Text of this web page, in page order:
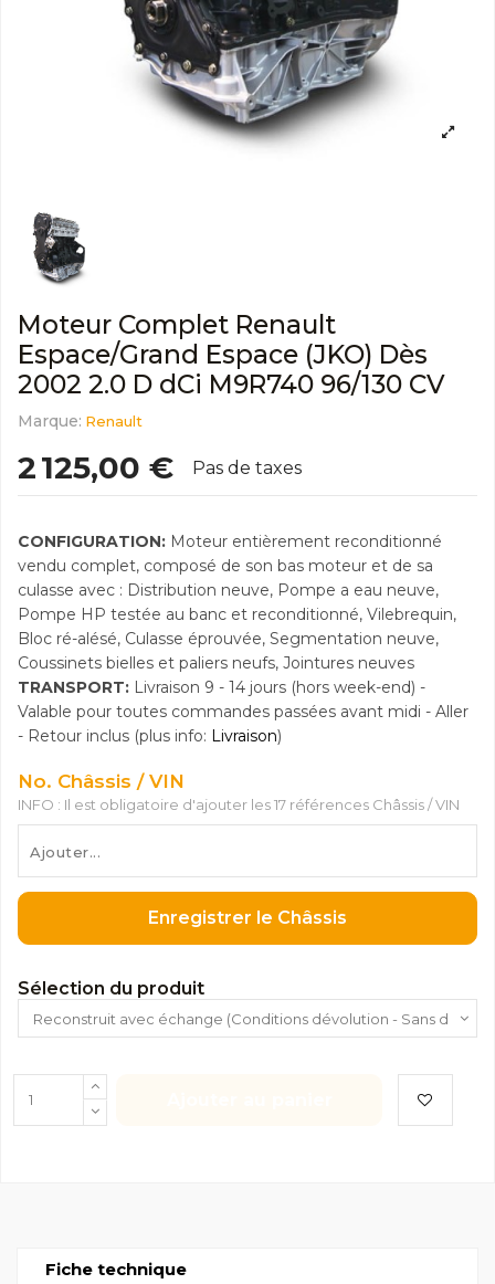
Moteur Complet Renault
Espace/Grand Espace (JKO) Dès
2002 2.0 D dCi M9R740 96/130 CV
Marque: Renault
2 125,00 € Pas de taxes
CONFIGURATION: Moteur entièrement reconditionné
vendu complet, composé de son bas moteur et de sa
culasse avec : Distribution neuve, Pompe a eau neuve,
Pompe HP testée au banc et reconditionné, Vilebrequin,
Bloc ré-alésé, Culasse éprouvée, Segmentation neuve,
Coussinets bielles et paliers neufs, Jointures neuves
TRANSPORT: Livraison 9 - 14 jours (hors week-end) -
Valable pour toutes commandes passées avant midi - Aller
- Retour inclus (plus info: Livraison)
No. Châssis / VIN
INFO : Il est obligatoire d'ajouter les 17 références Châssis / VIN
Enregistrer le Châssis
Sélection du produit
Fiche technique